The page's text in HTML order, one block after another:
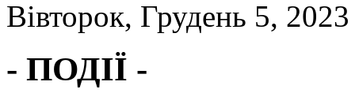
Вівторок, Грудень 5,
- ПОДІЇ -